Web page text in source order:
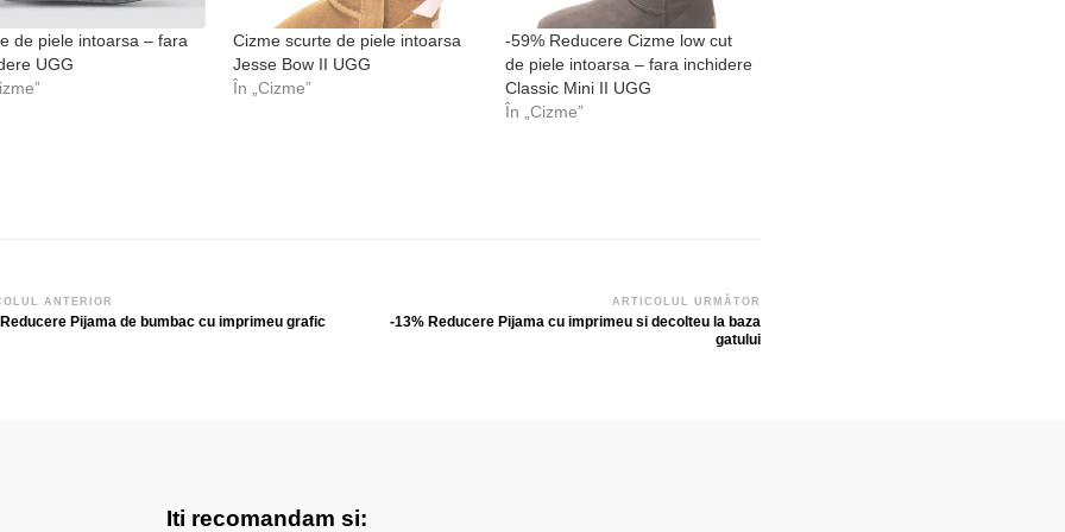
de piele intoarsa – fara
UGG
Cizme scurte de piele intoarsa
Jesse Bow II UGG
În „Cizme”
-59% Reducere Cizme low cut
de piele intoarsa – fara inchidere
Classic Mini II UGG
În „Cizme”
ANTERIOR
Pijama de bumbac cu imprimeu grafic
ARTICOLUL URMĂTOR
-13% Reducere Pijama cu imprimeu si decolteu la baza
gatului
Iti recomandam si: